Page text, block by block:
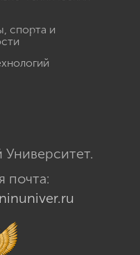
спорта и
почта: